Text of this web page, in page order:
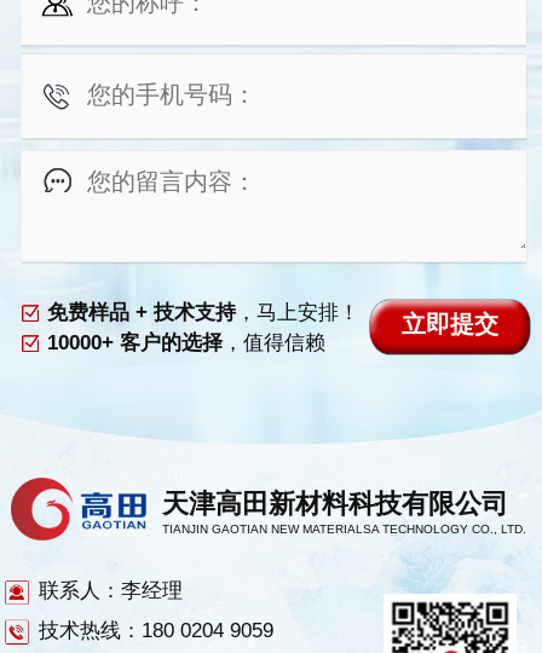
免费样品 + 技术支持，马上安排！
10000+ 客户的选择，值得信赖
天津高田新材料科技有限公司
TIANJIN GAOTIAN NEW MATERIALSA TECHNOLOGY CO., LTD.
联系人：李经理
技术热线：180 0204 9059